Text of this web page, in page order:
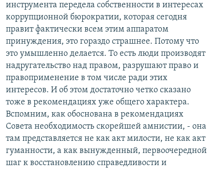
инструмента передела собственности в интересах
коррупционной бюрократии, которая сегодня
правит фактически всем этим аппаратом
принуждения, это гораздо страшнее. Потому что
это умышленно делается. То есть люди производят
надругательство над правом, разрушают право и
правоприменение в том числе ради этих
интересов. И об этом достаточно четко сказано
тоже в рекомендациях уже общего характера.
Вспомним, как обоснована в рекомендациях
Совета необходимость скорейшей амнистии, - она
там представляется не как акт милости, не как акт
гуманности, а как вынужденный, первоочередной
шаг к восстановлению справедливости и